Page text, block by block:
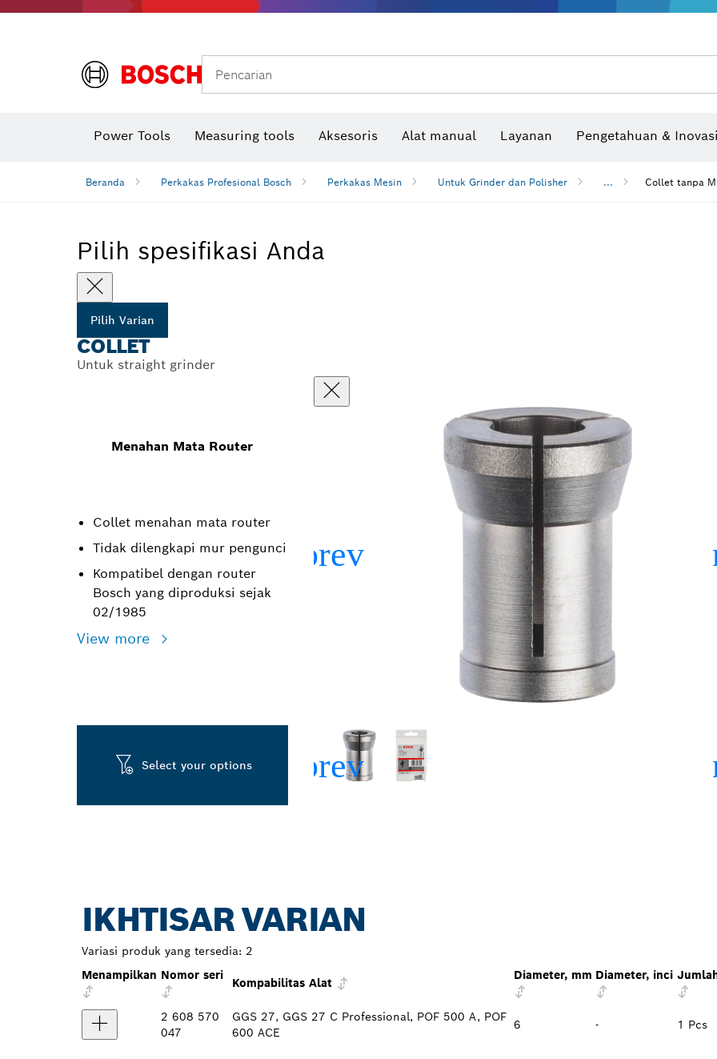
Pencarian
Power Tools Measuring tools Aksesoris Alat manual Layanan Pengetahuan & Inovasi
Beranda Perkakas Profesional Bosch Perkakas Mesin Untuk Grinder dan Polisher ... Collet tanpa
Pilih spesifikasi Anda
Pilih Varian
COLLET
Untuk straight grinder
Menahan Mata Router
Collet menahan mata router
Tidak dilengkapi mur pengunci
Kompatibel dengan router
Bosch yang diproduksi sejak
02/1985
View more
Select your options
IKHTISAR VARIAN
Variasi produk yang tersedia: 2
Menampilkan Nomor seri
Kompabilitas Alat
Diameter, mm Diameter, inci
2 608 570
047
GGS 27, GGS 27 C Professional, POF 500 A, POF
600 ACE
6 - 1 Pcs